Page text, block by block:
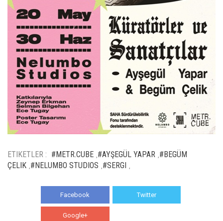
ETIKETLER : #METR.CUBE #AYŞEGÜL YAPAR #BEGÜM
ÇELIK #NELUMBO STUDIOS #SERGI
Facebook Twitter
Google+